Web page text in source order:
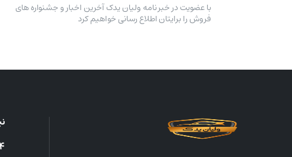
با عضویت در خبر نامه ولیان یدک آخرین اخبار و جشنواره های
فروش را برایتان اطلاع رسانی خواهیم کرد